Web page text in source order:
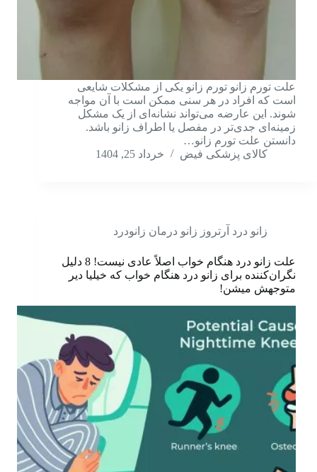
علت تورم زانو تورم زانو یکی از مشکلات شایعی
است که افراد در هر سنی ممکن است با آن مواجه
شوند. این عارضه می‌تواند نشانه‌ای از یک مشکل
زمینه‌ای جدی‌تر در مفصل یا اطراف زانو باشد.
دانستن علت تورم زانو…
کالای پزشکی فیض
خرداد 25, 1404
زانو درد آرتروز زانو درمان زانودرد
علت زانو درد هنگام خواب اصلاً عادی نیست! 8 دلیل
نگران‌کننده برای زانو درد هنگام خواب که خیلیا دیر
متوجهش میشن!